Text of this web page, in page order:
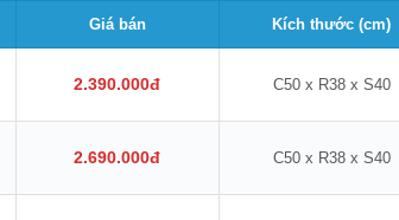
Giá bán Kích thước (cm)
2.390.000đ C50 x R38 x S40
2.690.000đ C50 x R38 x S40